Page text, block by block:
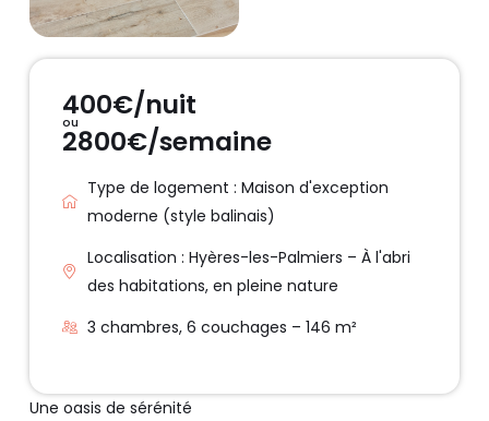
400€/nuit
ou
2800€/semaine
Type de logement : Maison d'exception
moderne (style balinais)
Localisation : Hyères-les-Palmiers – À l'abri
des habitations, en pleine nature
3 chambres, 6 couchages – 146 m²
Une oasis de sérénité